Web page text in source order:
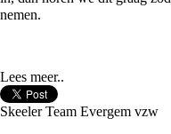
nemen.
Lees meer..
Skeeler Team Evergem vzw